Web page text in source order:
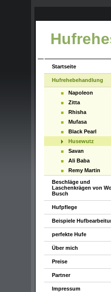
Startseite
Hufrehebehandlung
Napoleon
Zitta
Rhisha
Mufasa
Black Pearl
Husewutz
Savan
Ali Baba
Remy Martin
Beschläge und
Laschenkrägen von
Busch
Hufpflege
Beispiele
perfekte Hufe
Über mich
Preise
Partner
Impressum